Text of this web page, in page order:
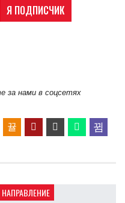
Я ПОДПИСЧИК
за нами в соцсетях
НАПРАВЛЕНИЕ